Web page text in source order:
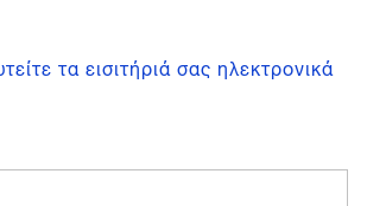
τα εισιτήριά σας ηλεκτρονικά